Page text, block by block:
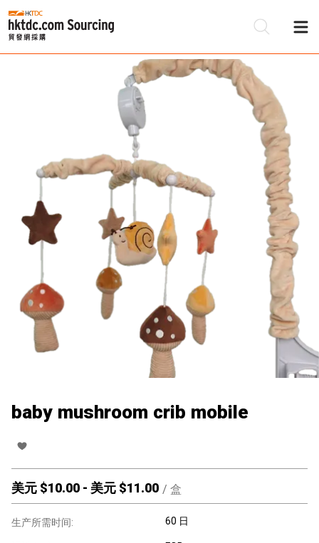
baby mushroom crib mobile
美元 $10.00 - 美元 $11.00 / 盒
生产所需时间: 60 日